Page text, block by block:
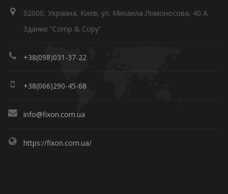
02000, Украина, Киев, ул. Михаила Ломоносова, 40 А
Здание “Comp & Copy”
+38(098)031-37-22
+38(066)290-45-68
info@fixon.com.ua
https://fixon.com.ua/